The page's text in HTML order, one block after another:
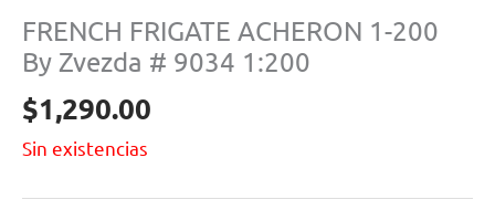
FRENCH FRIGATE ACHERON 1-200
By Zvezda # 9034 1:200
$1,290.00
Sin existencias